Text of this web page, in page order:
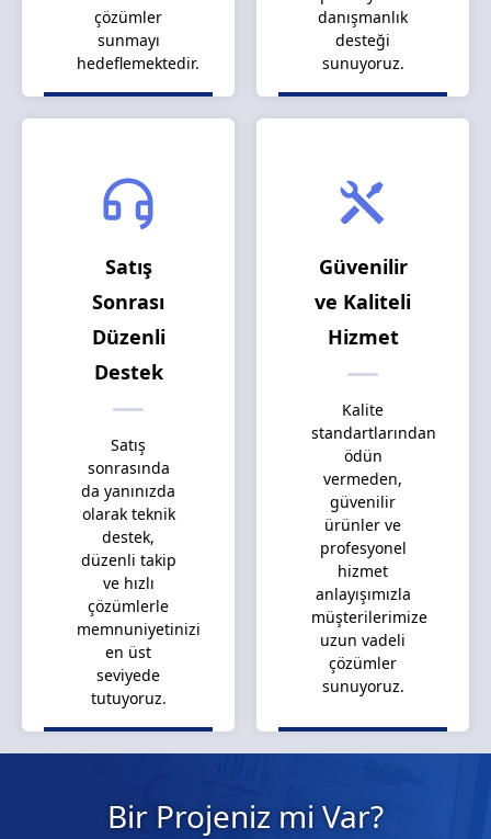
çözümler
sunmayı
hedeflemektedir.
danışmanlık
desteği
sunuyoruz.
Satış
Sonrası
Düzenli
Destek
Satış
sonrasında
da yanınızda
olarak teknik
destek,
düzenli takip
ve hızlı
çözümlerle
memnuniyetinizi
en üst
seviyede
tutuyoruz.
Güvenilir
ve Kaliteli
Hizmet
Kalite
standartlarından
ödün
vermeden,
güvenilir
ürünler ve
profesyonel
hizmet
anlayışımızla
müşterilerimize
uzun vadeli
çözümler
sunuyoruz.
Bir Projeniz mi Var?